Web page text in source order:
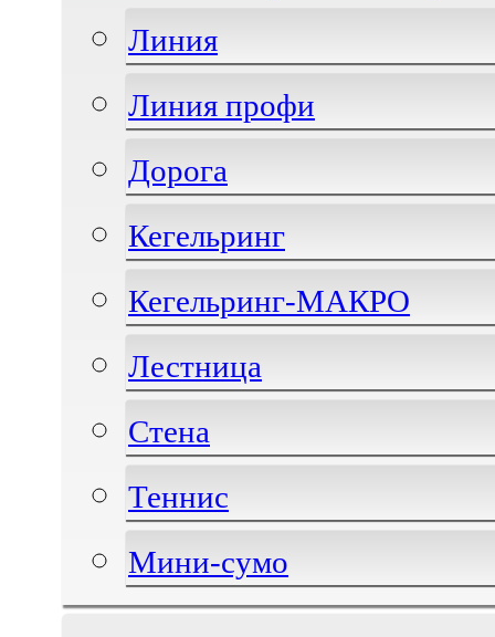
Линия
Линия профи
Дорога
Кегельринг
Кегельринг-МАКРО
Лестница
Стена
Теннис
Мини-сумо